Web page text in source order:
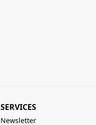
SERVICES
Newsletter